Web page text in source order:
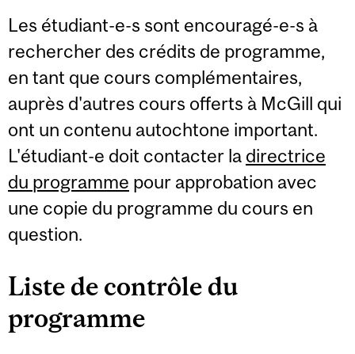
Les étudiant-e-s sont encouragé-e-s à
rechercher des crédits de programme,
en tant que cours complémentaires,
auprès d'autres cours offerts à McGill qui
ont un contenu autochtone important.
L'étudiant-e doit contacter la directrice
du programme pour approbation avec
une copie du programme du cours en
question.
Liste de contrôle du
programme